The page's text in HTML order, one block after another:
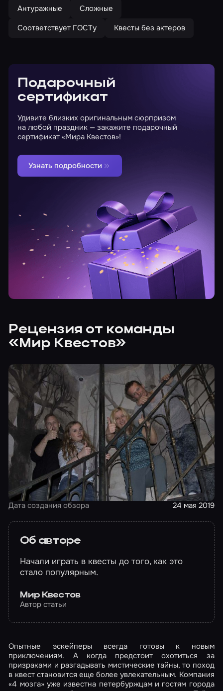
Антуражные
Сложные
Соответствует ГОСТу
Квесты без актеров
Подарочный
сертификат
Удивите близких оригинальным сюрпризом
на любой праздник — закажите подарочный
сертификат «Мира Квестов»!
Узнать подробности
Рецензия от команды
«Мир Квестов»
Дата создания обзора 24 мая 2019
Об авторе
Начали играть в квесты до того, как это
стало популярным.
Мир Квестов
Автор статьи
Опытные эскейперы всегда готовы к новым
приключениям. А когда предстоит охотиться за
призраками и разгадывать мистические тайны, то поход
в квест становится еще более увлекательным. Компания
«4 мозга» уже известна петербуржцам и гостям города